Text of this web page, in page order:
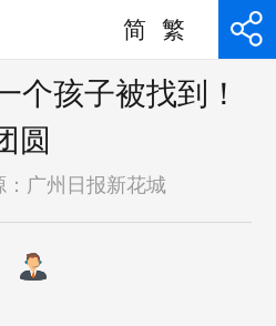
简 繁
个孩子被找到！
圆
广州日报新花城